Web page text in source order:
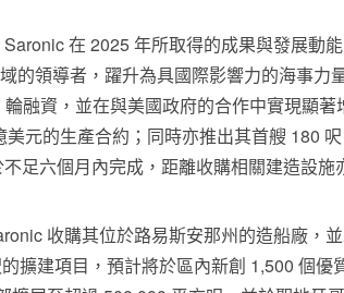
在 2025 年所取得的成果與發展動
的領導者，躍升為具國際影響力的海事力
融資，並在與美國政府的合作中實現顯
美元的生產合約；同時亦推出其首艘 180
足六個月內完成，距離收購相關建造設施
收購其位於路易斯安那州的造船廠，
擴建項目，預計將於區內新創 1,500 個優